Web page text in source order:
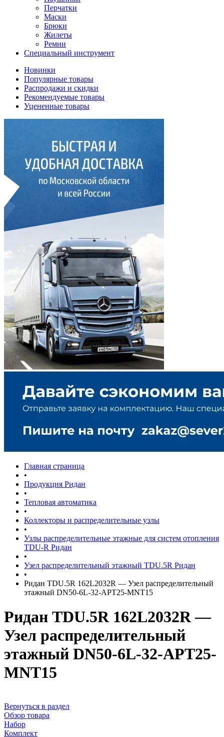
Перчатки
Маски
Брюки
Жилеты
Ремни
Специальный инструмент
Новинки
Популярные товары
Распродажи и скидки
Рекомендуемые товары
Уцененные товары
Главная страница
•
Продукция Ридан
•
Тепловая автоматика
•
Коллекторы и распределительные узлы
•
Узлы распределительные этажные для систем отопления
TDU-R Ридан
•
Узел распределительный этажный TDU.5R Ридан
•
Ридан TDU.5R 162L2032R — Узел распределительный
этажный DN50-6L-32-APT25-MNT15
Ридан TDU.5R 162L2032R —
Узел распределительный
этажный DN50-6L-32-APT25-
MNT15
Вернуться в раздел
Обзор товара
Набор
Комплект